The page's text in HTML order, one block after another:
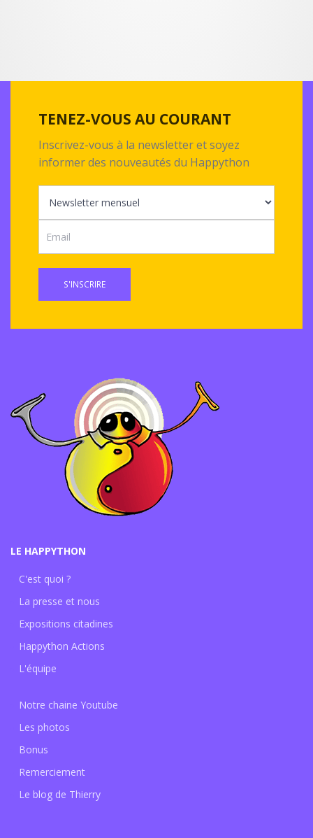
TENEZ-VOUS AU COURANT
Inscrivez-vous à la newsletter et soyez
informer des nouveautés du Happython
S'INSCRIRE
LE HAPPYTHON
C'est quoi ?
La presse et nous
Expositions citadines
Happython Actions
L'équipe
Notre chaine Youtube
Les photos
Bonus
Remerciement
Le blog de Thierry